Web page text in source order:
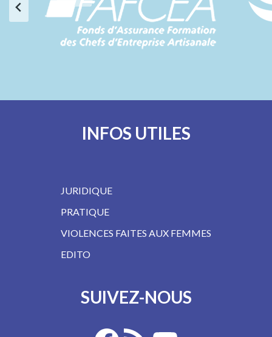
INFOS UTILES
JURIDIQUE
PRATIQUE
VIOLENCES FAITES AUX FEMMES
EDITO
SUIVEZ-NOUS